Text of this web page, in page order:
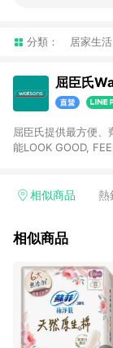
分類： 居家生活
屈臣氏
屈臣氏提供最方便
能LOOK GOOD,
下單，每筆交易前
數將於廠商出貨後30
單資格確認。 6.欲
新屈臣氏APP至版
相似商品 熱
相似商品